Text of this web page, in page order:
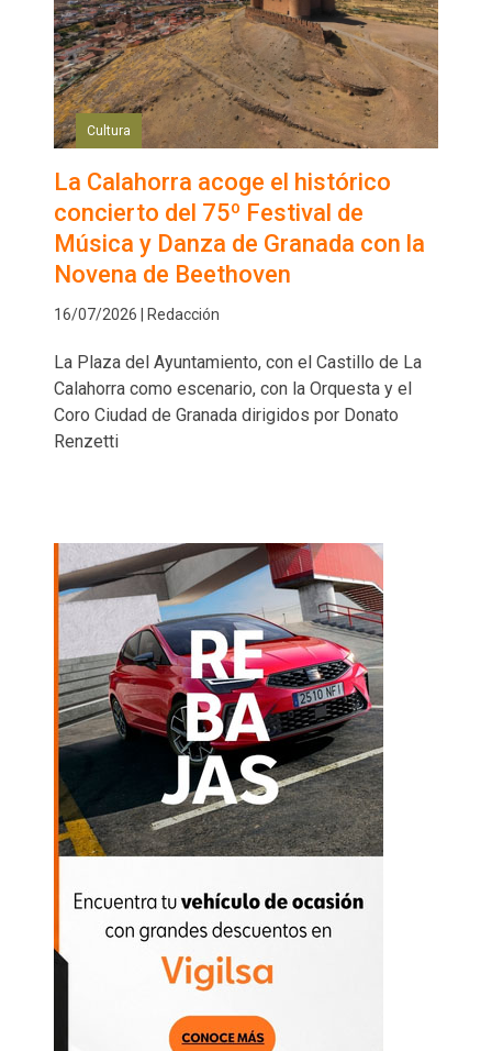
Cultura
La Calahorra acoge el histórico
concierto del 75º Festival de
Música y Danza de Granada con la
Novena de Beethoven
16/07/2026 | Redacción
La Plaza del Ayuntamiento, con el Castillo de La
Calahorra como escenario, con la Orquesta y el
Coro Ciudad de Granada dirigidos por Donato
Renzetti